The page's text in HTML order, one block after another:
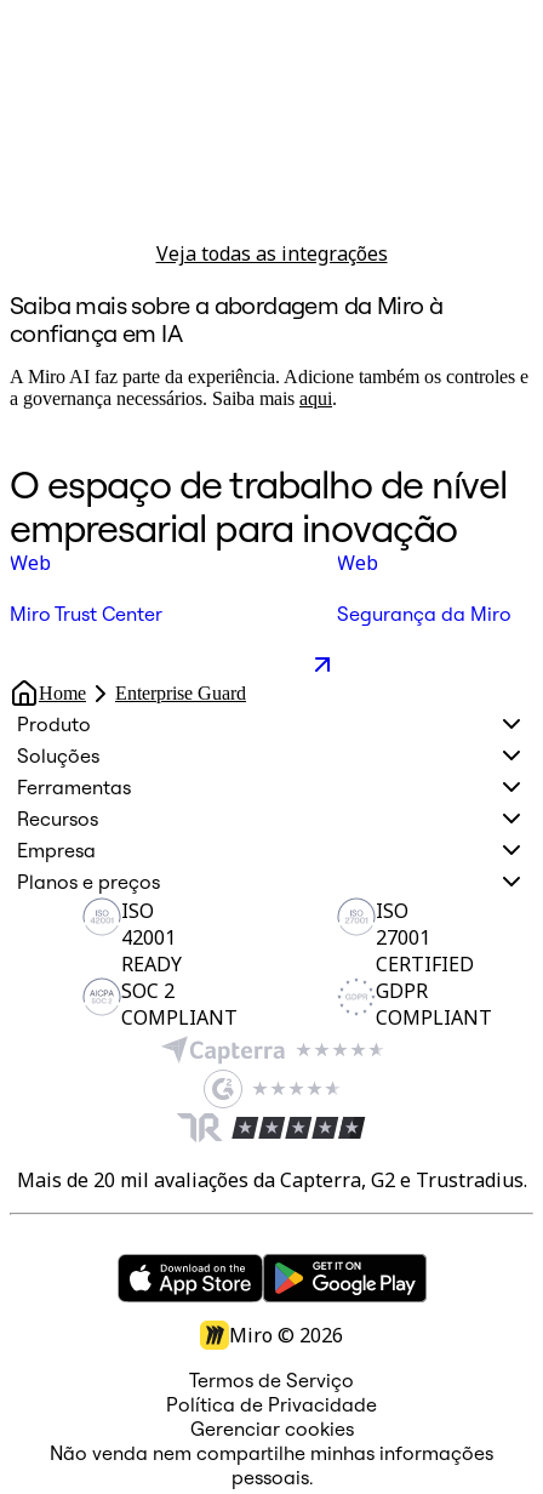
Veja todas as integrações
Saiba mais sobre a abordagem da Miro à
confiança em IA
A Miro AI faz parte da experiência. Adicione também os controles e
a governança necessários. Saiba mais aqui.
O espaço de trabalho de nível
empresarial para inovação
Web
Miro Trust Center
Web
Segurança da Miro
Home Enterprise Guard
Produto
Soluções
Ferramentas
Recursos
Empresa
Planos e preços
ISO
42001
READY
ISO
27001
CERTIFIED
SOC 2
COMPLIANT
GDPR
COMPLIANT
Mais de 20 mil avaliações da Capterra, G2 e Trustradius.
Miro © 2026
Termos de Serviço
Política de Privacidade
Gerenciar cookies
Não venda nem compartilhe minhas informações
pessoais.